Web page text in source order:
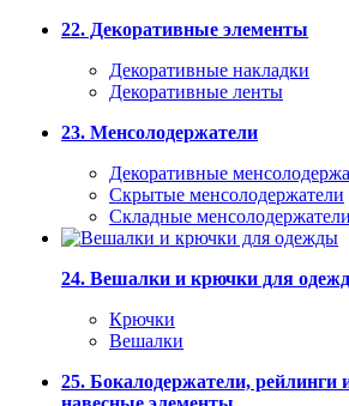
22. Декоративные элементы
Декоративные накладки
Декоративные ленты
23. Менсолодержатели
Декоративные
Скрытые менсолодержатели
Складные менсолодержатели
24. Вешалки и крючки для
Крючки
Вешалки
25. Бокалодержатели, рейлинги